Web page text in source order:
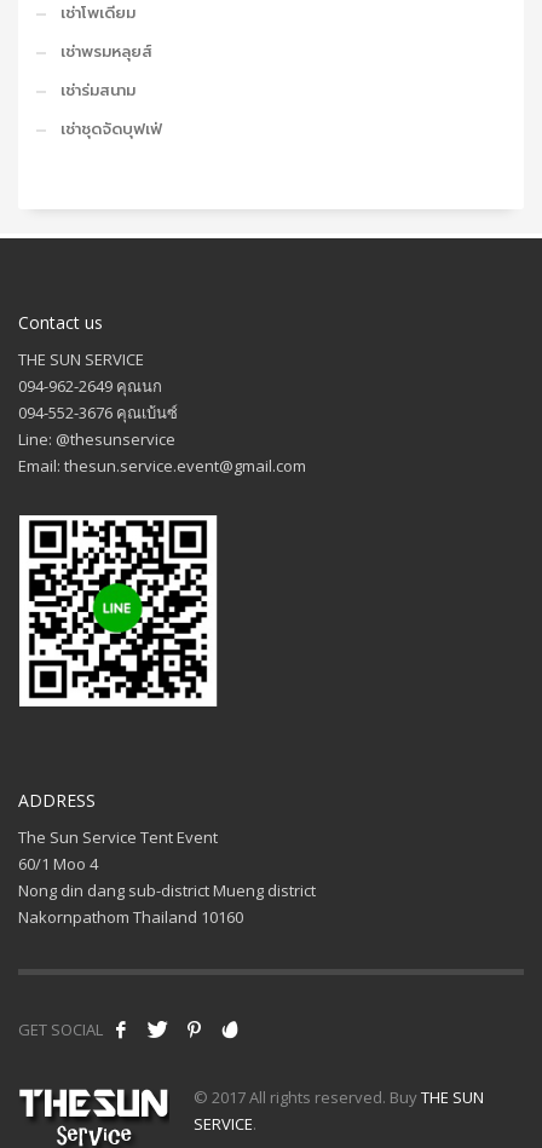
เช่าโพเดียม
เช่าพรมหลุยส์
เช่าร่มสนาม
เช่าชุดจัดบุฟเฟ่
Contact us
THE SUN SERVICE
094-962-2649 คุณนก
094-552-3676 คุณเบ้นซ์
Line: @thesunservice
Email: thesun.service.event@gmail.com
ADDRESS
The Sun Service Tent Event
60/1 Moo 4
Nong din dang sub-district Mueng district
Nakornpathom Thailand 10160
GET SOCIAL
© 2017 All rights reserved. BuyTHE SUN
SERVICE.